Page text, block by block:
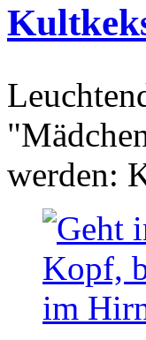
werden: